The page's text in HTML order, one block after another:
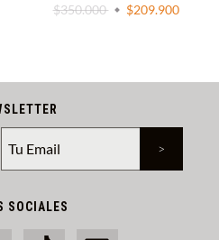
$350.000
$209.900
SOCIALES